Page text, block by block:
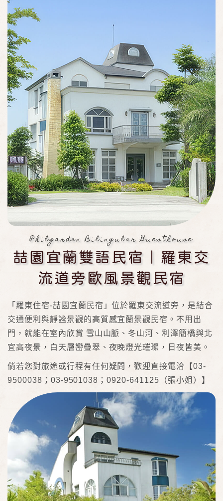
Philgarden Bilingular Guesthouse
喆園宜蘭雙語民宿｜羅東交
流道旁歐風景觀民宿
「羅東住宿-喆園宜蘭民宿」位於羅東交流道旁，是結合
交通便利與靜謐景觀的高質感宜蘭景觀民宿。不用出
門，就能在室內欣賞 雪山山脈、冬山河、利澤簡橋與北
宜高夜景，白天層巒疊翠、夜晚燈光璀璨，日夜皆美。
倘若您對旅途或行程有任何疑問，歡迎直接電洽【03-
9500038；03-9501038；0920-641125（張小姐）】